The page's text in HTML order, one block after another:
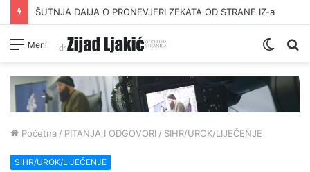
ŠUTNJA DAIJA O PRONEVJERI ZEKATA OD STRANE IZ-a
Meni
Switch
Početna / PITANJA I ODGOVORI / SIHR/UROK/LIJEČENJE
SIHR/UROK/LIJEČENJE